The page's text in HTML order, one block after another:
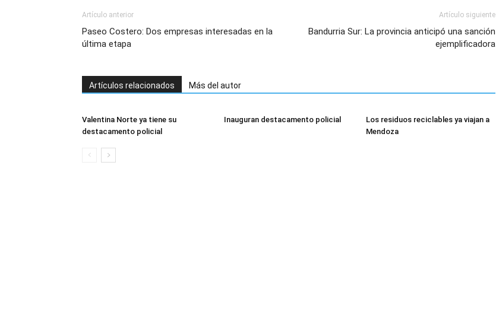
Artículo anterior
Paseo Costero: Dos empresas interesadas en la
última etapa
Artículo siguiente
Bandurria Sur: La provincia anticipó una sanción
ejemplificadora
Artículos relacionados Más del autor
Valentina Norte ya tiene su
destacamento policial
Inauguran destacamento policial
Los residuos reciclables ya viajan a
Mendoza